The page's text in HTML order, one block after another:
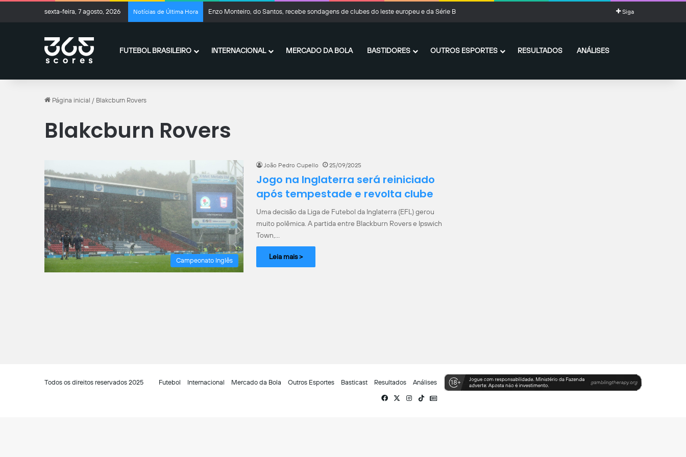
sexta-feira, 7 agosto, 2026 Notícias de Última Hora Enzo Monteiro, do Santos, recebe sondagens de clubes do leste europeu e da Série B Siga
FUTEBOL BRASILEIRO INTERNACIONAL MERCADO DA BOLA BASTIDORES OUTROS ESPORTES RESULTADOS ANÁLISES
Página inicial / Blakcburn Rovers
Blakcburn Rovers
Campeonato Inglês
João Pedro Cupello 25/09/2025
Jogo na Inglaterra será reiniciado
após tempestade e revolta clube
Uma decisão da Liga de Futebol da Inglaterra (EFL) gerou
muito polêmica. A partida entre Blackburn Rovers e Ipswich
Town,…
Leia mais >
Todos os direitos reservados 2025 Futebol Internacional Mercado da Bola Outros Esportes Basticast Resultados
Análises
Facebook
X Instagram
TikTokSiga-